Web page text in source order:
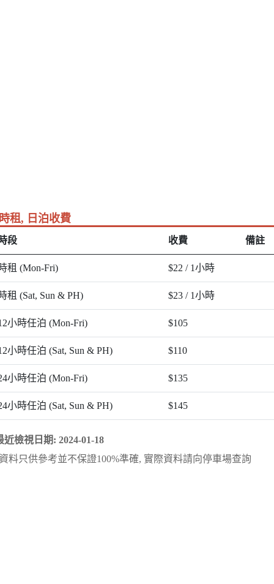
租, 日泊收費
段 收費 備註
租 (Mon-Fri) $22 / 1小時
租 (Sat, Sun & PH) $23 / 1小時
小時任泊 (Mon-Fri) $105
小時任泊 (Sat, Sun & PH) $110
小時任泊 (Mon-Fri) $135
小時任泊 (Sat, Sun & PH) $145
近檢視日期: 2024-01-18
料只供參考並不保證100%準確, 實際資料請向停車場查詢